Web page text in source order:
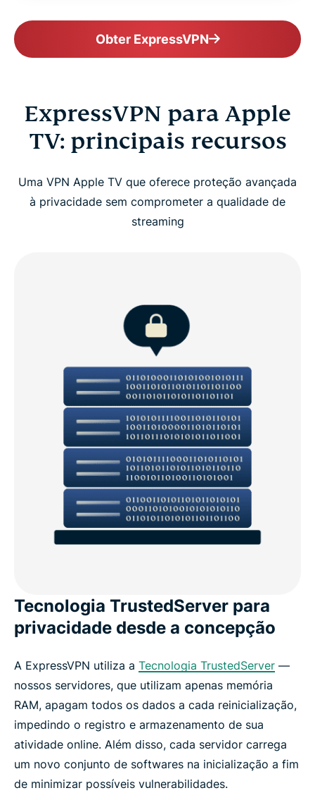
Obter ExpressVPN
ExpressVPN para Apple
TV: principais recursos
Uma VPN Apple TV que oferece proteção avançada
à privacidade sem comprometer a qualidade de
streaming
Tecnologia TrustedServer para
privacidade desde a concepção
A ExpressVPN utiliza a Tecnologia TrustedServer —
nossos servidores, que utilizam apenas memória
RAM, apagam todos os dados a cada reinicialização,
impedindo o registro e armazenamento de sua
atividade online. Além disso, cada servidor carrega
um novo conjunto de softwares na inicialização a fim
de minimizar possíveis vulnerabilidades.